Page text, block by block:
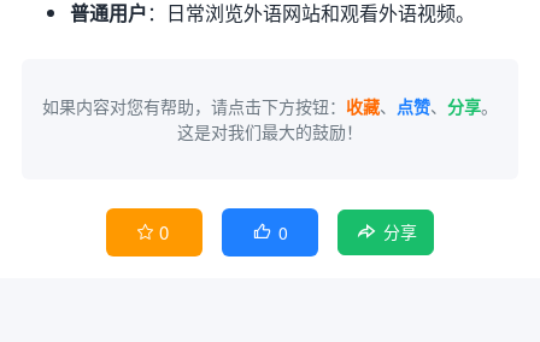
普通用户：日常浏览外语网站和观看外语视频。
如果内容对您有帮助，请点击下方按钮： 收藏、 点赞、 分享。
这是对我们最大的鼓励！
 0  0 分享